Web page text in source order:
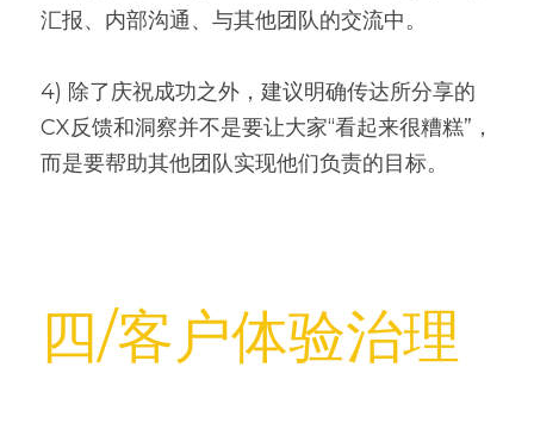
汇报、内部沟通、与其他团队的交流中。
4) 除了庆祝成功之外，建议明确传达所分享的
CX反馈和洞察并不是要让大家“看起来很糟糕”，
而是要帮助其他团队实现他们负责的目标。
四/客户体验治理